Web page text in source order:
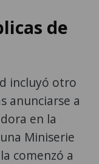
de
incluyó otro
anunciarse a
en la
Miniserie
comenzó a